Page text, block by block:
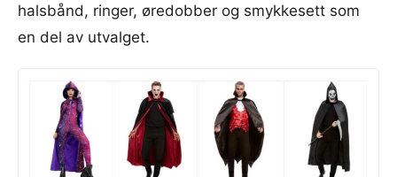
halsbånd, ringer, øredobber og smykkesett som
en del av utvalget.